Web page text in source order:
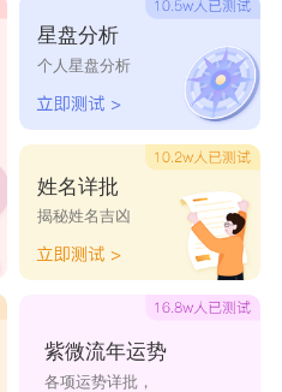
甯 赵白风
星盘分析
个人星盘分析
姓名详批
揭秘姓名吉凶
紫微流年运势
各项运势详批，